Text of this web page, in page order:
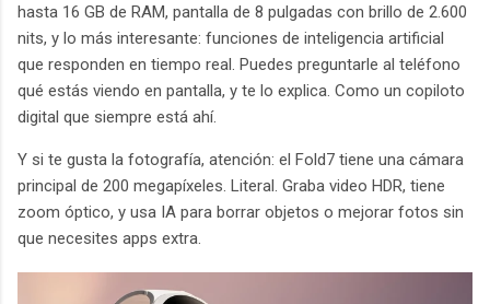
hasta 16 GB de RAM, pantalla de 8 pulgadas con brillo de 2.600
nits, y lo más interesante: funciones de inteligencia artificial
que responden en tiempo real. Puedes preguntarle al teléfono
qué estás viendo en pantalla, y te lo explica. Como un copiloto
digital que siempre está ahí.
Y si te gusta la fotografía, atención: el Fold7 tiene una cámara
principal de 200 megapíxeles. Literal. Graba video HDR, tiene
zoom óptico, y usa IA para borrar objetos o mejorar fotos sin
que necesites apps extra.